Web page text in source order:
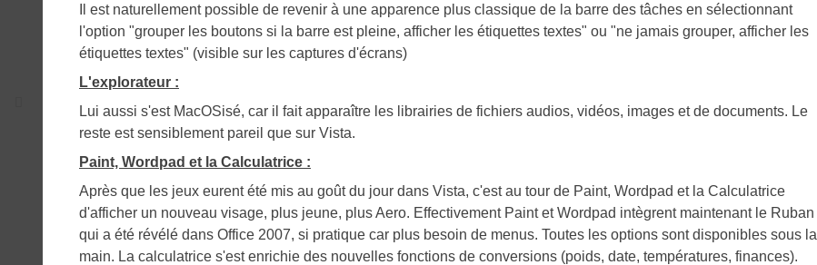
Il est naturellement possible de revenir à une apparence plus classique de la barre des tâches en sélectionnant
l'option "grouper les boutons si la barre est pleine, afficher les étiquettes textes" ou "ne jamais grouper, afficher les
étiquettes textes" (visible sur les captures d'écrans)
L'explorateur :
Lui aussi s'est MacOSisé, car il fait apparaître les librairies de fichiers audios, vidéos, images et de documents. Le
reste est sensiblement pareil que sur Vista.
Paint, Wordpad et la Calculatrice :
Après que les jeux eurent été mis au goût du jour dans Vista, c'est au tour de Paint, Wordpad et la Calculatrice
d'afficher un nouveau visage, plus jeune, plus Aero. Effectivement Paint et Wordpad intègrent maintenant le Ruban
qui a été révélé dans Office 2007, si pratique car plus besoin de menus. Toutes les options sont disponibles sous la
main. La calculatrice s'est enrichie des nouvelles fonctions de conversions (poids, date, températures, finances).